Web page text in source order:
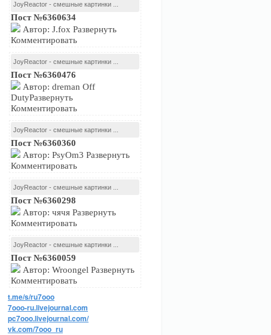
JoyReactor - смешные картинки ...
Пост №6360634
Автор: J.fox Развернуть
Комментировать
JoyReactor - смешные картинки ...
Пост №6360476
Автор: dreman Off
DutyРазвернуть
Комментировать
JoyReactor - смешные картинки ...
Пост №6360360
Автор: PsyOm3 Развернуть
Комментировать
JoyReactor - смешные картинки ...
Пост №6360298
Автор: чячя Развернуть
Комментировать
JoyReactor - смешные картинки ...
Пост №6360059
Автор: Wroongel Развернуть
Комментировать
t.me/s/ru7ooo
7ooo-ru.livejournal.com
pc7ooo.livejournal.com/
vk.com/7ooo_ru